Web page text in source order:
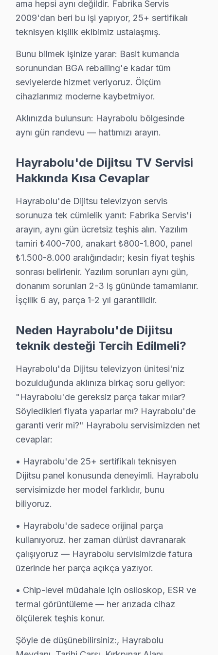
Hayrabolu Dijitsu TV Servis Hizmet Bölgesi
Hayrabolu bölgesine kapıya gelen Dijitsu TV tamir servisi
Dijitsu Uzman Teknisyen Ekibi — Hayrabolu
Murat T. — Dijitsu Servis Uzmanı
· Orijinal ve OEM yedek parça tedarikçisi
Hayrabolu Servis İstatistikleri
· Müşteri memnuniyeti%97
· Ortalama tamir süresi:1–2 iş günü
Bu sayfayla ilgili hizmet sayfaları:
↑ Dijitsu Servis Ana Sayfası
↑ Hayrabolu TV Servis Merkezi
Hayrabolu Yakın İlçelerde Dijitsu Servisi
· Süleymanpaşa Dijitsu
· Çorlu Dijitsu
· Çerkezköy Dijitsu
· Malkara Dijitsu
· Saray Dijitsu
· Muratlı Dijitsu
· Kapaklı Dijitsu
· Marmara Ereğlisi Dijitsu
ama hepsi aynı değildir. Fabrika Servis
2009'dan beri bu işi yapıyor, 25+ sertifikalı
teknisyen kişilik ekibimiz ustalaşmış.
Bunu bilmek işinize yarar: Basit kumanda
sorunundan BGA reballing'e kadar tüm
seviyelerde hizmet veriyoruz. Ölçüm
cihazlarımız moderne kaybetmiyor.
Aklınızda bulunsun: Hayrabolu bölgesinde
aynı gün randevu — hattımızı arayın.
Hayrabolu'de Dijitsu TV Servisi
Hakkında Kısa Cevaplar
Hayrabolu'de Dijitsu televizyon servis
sorunuza tek cümlelik yanıt: Fabrika Servis'i
arayın, aynı gün ücretsiz teşhis alın. Yazılım
tamiri ₺400-700, anakart ₺800-1.800, panel
₺1.500-8.000 aralığındadır; kesin fiyat teşhis
sonrası belirlenir. Yazılım sorunları aynı gün,
donanım sorunları 2-3 iş gününde tamamlanır.
İşçilik 6 ay, parça 1-2 yıl garantilidir.
Neden Hayrabolu'de Dijitsu
teknik desteği Tercih Edilmeli?
Hayrabolu'da Dijitsu televizyon ünitesi'niz
bozulduğunda aklınıza birkaç soru geliyor:
"Hayrabolu'de gereksiz parça takar mılar?
Söyledikleri fiyata yaparlar mı? Hayrabolu'de
garanti verir mi?" Hayrabolu servisimizden net
cevaplar:
• Hayrabolu'de 25+ sertifikalı teknisyen
Dijitsu panel konusunda deneyimli. Hayrabolu
servisimizde her model farklıdır, bunu
biliyoruz.
• Hayrabolu'de sadece orijinal parça
kullanıyoruz. her zaman dürüst davranarak
çalışıyoruz — Hayrabolu servisimizde fatura
üzerinde her parça açıkça yazıyor.
• Chip-level müdahale için osiloskop, ESR ve
termal görüntüleme — her arızada cihaz
ölçülerek teşhis konur.
Şöyle de düşünebilirsiniz:, Hayrabolu